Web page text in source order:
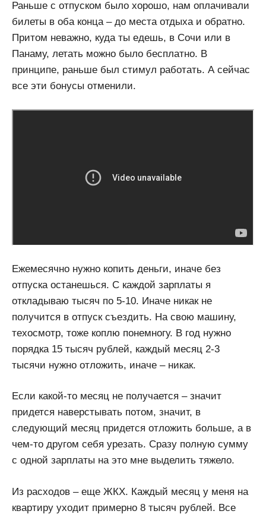
Раньше с отпуском было хорошо, нам оплачивали
билеты в оба конца – до места отдыха и обратно.
Притом неважно, куда ты едешь, в Сочи или в
Панаму, летать можно было бесплатно. В
принципе, раньше был стимул работать. А сейчас
все эти бонусы отменили.
Ежемесячно нужно копить деньги, иначе без
отпуска останешься. С каждой зарплаты я
откладываю тысяч по 5-10. Иначе никак не
получится в отпуск съездить. На свою машину,
техосмотр, тоже коплю понемногу. В год нужно
порядка 15 тысяч рублей, каждый месяц 2-3
тысячи нужно отложить, иначе – никак.
Если какой-то месяц не получается – значит
придется наверстывать потом, значит, в
следующий месяц придется отложить больше, а в
чем-то другом себя урезать. Сразу полную сумму
с одной зарплаты на это мне выделить тяжело.
Из расходов – еще ЖКХ. Каждый месяц у меня на
квартиру уходит примерно 8 тысяч рублей. Все